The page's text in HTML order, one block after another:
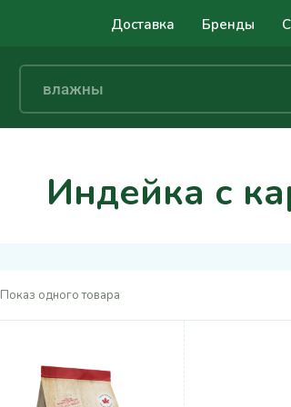
Доставка Бренды
Индейка с
Показ одного товара